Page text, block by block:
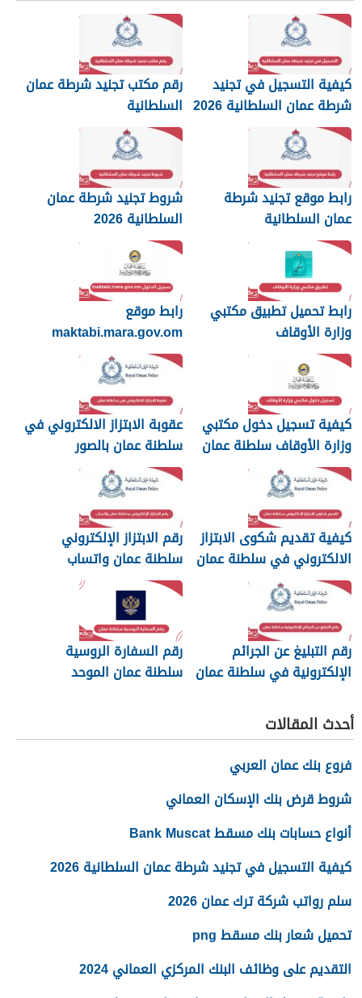
كيفية التسجيل في تجنيد
شرطة عمان السلطانية 2026
رقم مكتب تجنيد شرطة عمان
السلطانية
رابط موقع تجنيد شرطة
عمان السلطانية
شروط تجنيد شرطة عمان
السلطانية 2026
رابط تحميل تطبيق مكتبي
وزارة الأوقاف
رابط موقع
maktabi.mara.gov.om
تسجيل الدخول
كيفية تسجيل دخول مكتبي
وزارة الأوقاف سلطنة عمان
عقوبة الابتزاز الالكتروني في
سلطنة عمان بالصور
والرسائل
كيفية تقديم شكوى الابتزاز
الالكتروني في سلطنة عمان
رقم الابتزاز الإلكتروني
سلطنة عمان واتساب
رقم التبليغ عن الجرائم
الإلكترونية في سلطنة عمان
رقم السفارة الروسية
سلطنة عمان الموحد
أحدث المقالات
فروع بنك عمان العربي
شروط قرض بنك الإسكان العماني
أنواع حسابات بنك مسقط Bank Muscat
كيفية التسجيل في تجنيد شرطة عمان السلطانية 2026
سلم رواتب شركة ترك عمان 2026
تحميل شعار بنك مسقط png
التقديم على وظائف البنك المركزي العماني 2024